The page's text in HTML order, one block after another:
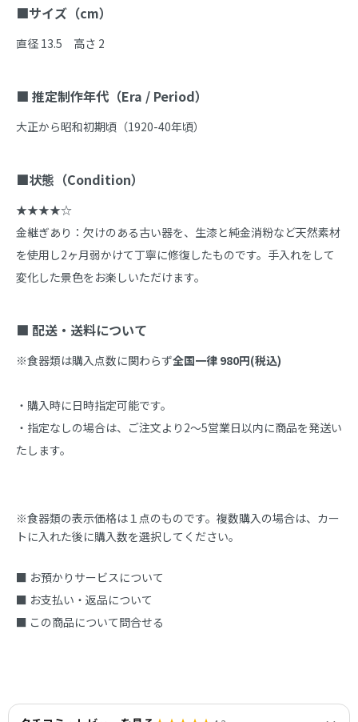
商品説明
■サイズ（cm）
直径 13.5　高さ 2
■ 推定制作年代（Era / Period）
大正から昭和初期頃（1920-40年頃）
■状態（Condition）
★★★★☆
金継ぎあり：欠けのある古い器を、生漆と純金消粉など天然素材
を使用し2ヶ月弱かけて丁寧に修復したものです。手入れをして
変化した景色をお楽しいただけます。
■ 配送・送料について
※食器類は購入点数に関わらず全国一律 980円(税込)
・購入時に日時指定可能です。
・指定なしの場合は、ご注文より2～5営業日以内に商品を発送い
たします。
※食器類の表示価格は１点のものです。複数購入の場合は、カー
トに入れた後に購入数を選択してください。
■ お預かりサービスについて
■ お支払い・返品について
■ この商品について問合せる